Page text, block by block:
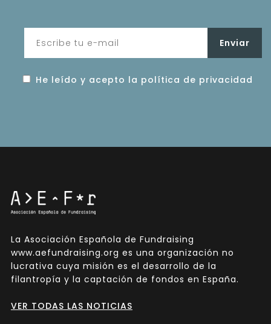
He leído y acepto la política de privacidad
La Asociación Española de Fundraising
www.aefundraising.org es una organización no
lucrativa cuya misión es el desarrollo de la
filantropía y la captación de fondos en España.
VER TODAS LAS NOTICIAS